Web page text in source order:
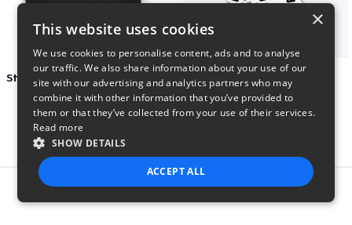
$27
art love
$7
×
This website uses cookies
We use cookies to personalise content, ads and to analyse
our traffic. We also share information about your use of our
site with our advertising and analytics partners who may
combine it with other information that you’ve provided to
them or that they’ve collected from your use of their services.
Read more
SHOW DETAILS
ACCEPT ALL
STRICTLY NECESSARY PERFORMANCE